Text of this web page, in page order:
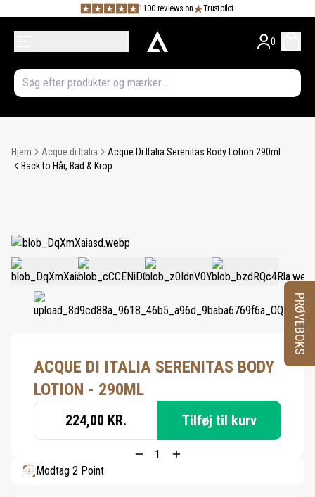
1100 reviews on Trustpilot
0
Hjem Acque di Italia
Acque Di Italia Serenitas Body Lotion 290ml
Back to Hår, Bad & Krop
ACQUE DI ITALIA SERENITAS BODY
LOTION - 290ML
224,00 KR. Tilføj til kurv
Modtag 2 Point
PRØVEBOKS